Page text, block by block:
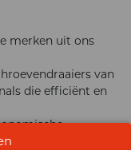
merken uit ons
van
die efficiënt en
waaronder de